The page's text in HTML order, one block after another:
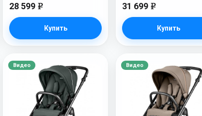
28 599 e
Купить
31 699 e
Купить
Видео Видео